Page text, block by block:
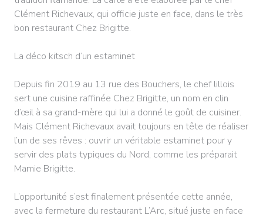
Clément Richevaux, qui officie juste en face, dans le très
bon restaurant Chez Brigitte.
La déco kitsch d’un estaminet
Depuis fin 2019 au 13 rue des Bouchers, le chef lillois
sert une cuisine raffinée Chez Brigitte, un nom en clin
d’œil à sa grand-mère qui lui a donné le goût de cuisiner.
Mais Clément Richevaux avait toujours en tête de réaliser
l’un de ses rêves : ouvrir un véritable estaminet pour y
servir des plats typiques du Nord, comme les préparait
Mamie Brigitte.
L’opportunité s’est finalement présentée cette année,
avec la fermeture du restaurant L’Arc, situé juste en face